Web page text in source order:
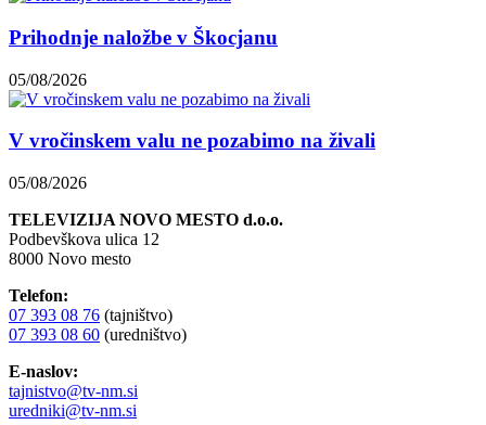
Prihodnje naložbe v Škocjanu
05/08/2026
V vročinskem valu ne pozabimo na živali
05/08/2026
TELEVIZIJA NOVO MESTO d.o.o.
Podbevškova ulica 12
8000 Novo mesto
Telefon:
07 393 08 76 (tajništvo)
07 393 08 60 (uredništvo)
E-naslov:
tajnistvo@tv-nm.si
uredniki@tv-nm.si